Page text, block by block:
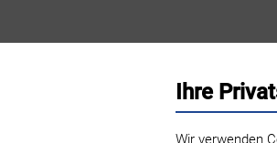
Ihre
Wir verwenden